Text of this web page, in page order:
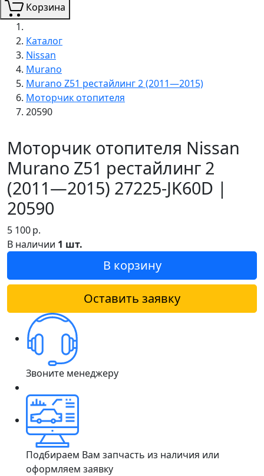
Корзина
Каталог
Nissan
Murano
Murano Z51 рестайлинг 2 (2011—2015)
Моторчик отопителя
20590
Моторчик отопителя Nissan
Murano Z51 рестайлинг 2
(2011—2015) 27225-JK60D |
20590
5 100р.
В наличии 1 шт.
В корзину
Оставить заявку
Звоните менеджеру
Подбираем Вам запчасть из наличия или
оформляем заявку